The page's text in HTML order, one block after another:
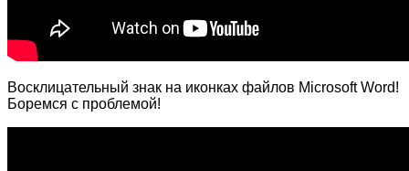
Восклицательный знак на иконках файлов Microsoft Word!
Боремся с проблемой!